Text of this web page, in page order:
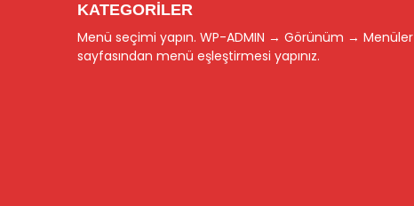
KATEGORİLER
Menü seçimi yapın. WP-ADMIN → Görünüm → Menüler
sayfasından menü eşleştirmesi yapınız.